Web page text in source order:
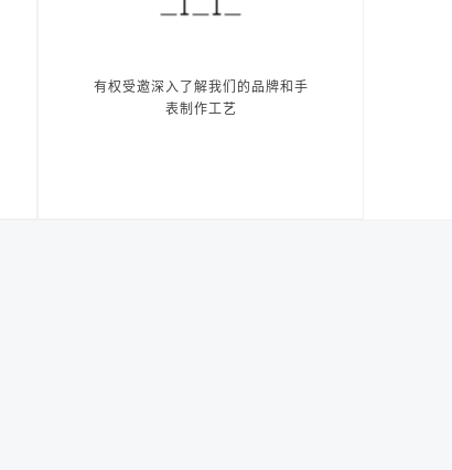
有权受邀深入了解我们的品牌和手
表制作工艺